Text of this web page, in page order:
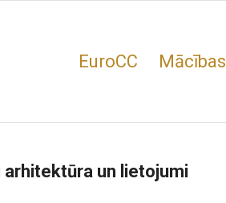
EuroCC Mācības
un lietojumi